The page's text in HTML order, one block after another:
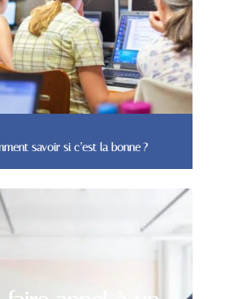
savoir si c’est la bonne ?